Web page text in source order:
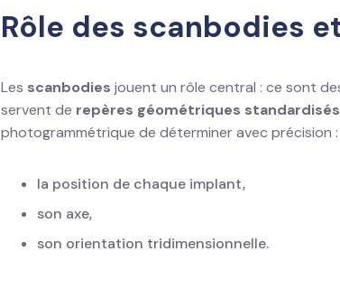
Rôle des scanbodies
Les scanbodies jouent un rôle central : ce sont
servent de repères géométriques standardisés
photogrammétrique de déterminer avec précision :
la position de chaque implant,
son axe,
son orientation tridimensionnelle.